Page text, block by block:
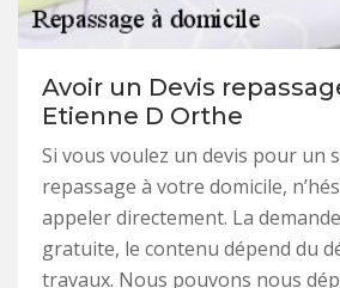
Avoir un Devis
Etienne D Orthe
Si vous voulez un devis pour un
repassage à votre domicile,
appeler directement. La
gratuite, le contenu dépend du
travaux. Nous pouvons nous